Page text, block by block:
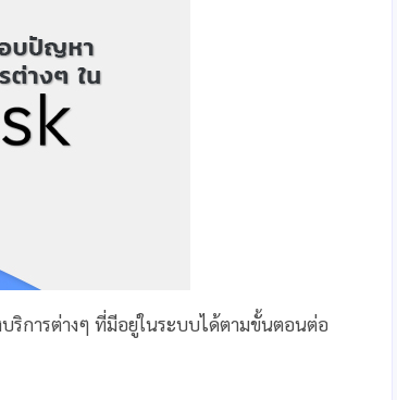
ริการต่างๆ ที่มีอยู่ในระบบได้ตามขั้นตอนต่อ